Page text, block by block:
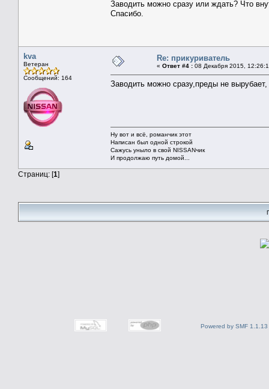
Заводить можно сразу или ждать? Что
Спасибо.
kva
Ветеран
Сообщений: 164
Re: прикуриватель
« Ответ #4 : 08 Декабря 2015,
Заводить можно сразу,преды не
Ну вот и всё, романчик этот
Написан был одной строкой
Сажусь уныло в свой NISSANчик
И продолжаю путь домой...
Страниц: [1]
Powered by SMF 1.1.13